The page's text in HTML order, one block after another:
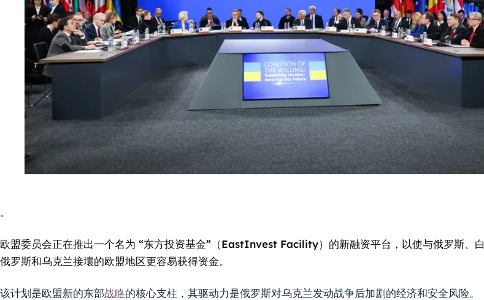
。
欧盟委员会正在推出一个名为 “东方投资基金”（EastInvest Facility）的新融资平台，以使与俄罗斯、白
俄罗斯和乌克兰接壤的欧盟地区更容易获得资金。
该计划是欧盟新的东部战略的核心支柱，其驱动力是俄罗斯对乌克兰发动战争后加剧的经济和安全风险。